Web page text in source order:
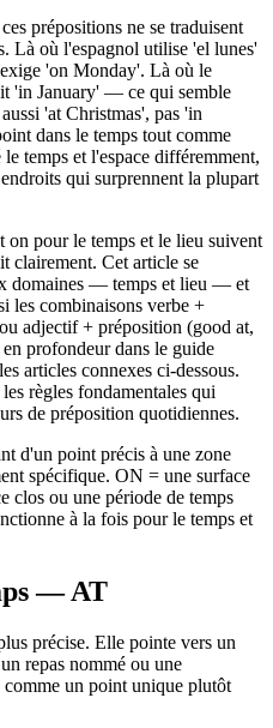
prépositions ne se traduisent
Là où l'espagnol utilise 'el lunes'
'on Monday'. Là où le
'in January' — ce qui semble
'at Christmas', pas 'in
dans le temps tout comme
temps et l'espace différemment,
qui surprennent la plupart
on pour le temps et le lieu suivent
clairement. Cet article se
domaines — temps et lieu — et
les combinaisons verbe +
adjectif + préposition (good at,
profondeur dans le guide
articles connexes ci-dessous.
règles fondamentales qui
de préposition quotidiennes.
d'un point précis à une zone
spécifique. ON = une surface
clos ou une période de temps
à la fois pour le temps et
— AT
précise. Elle pointe vers un
repas nommé ou une
un point unique plutôt